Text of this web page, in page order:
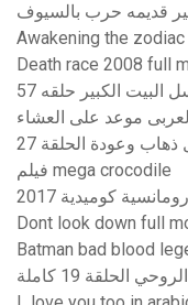
قديمه حرب بالسيوف
Death race 2008 full
الكبير حلقه 57
موعد على العشاء
فيلم mega crocodile
كوميدية 2017
Batman bad blood
الحلقة 19 كاملة